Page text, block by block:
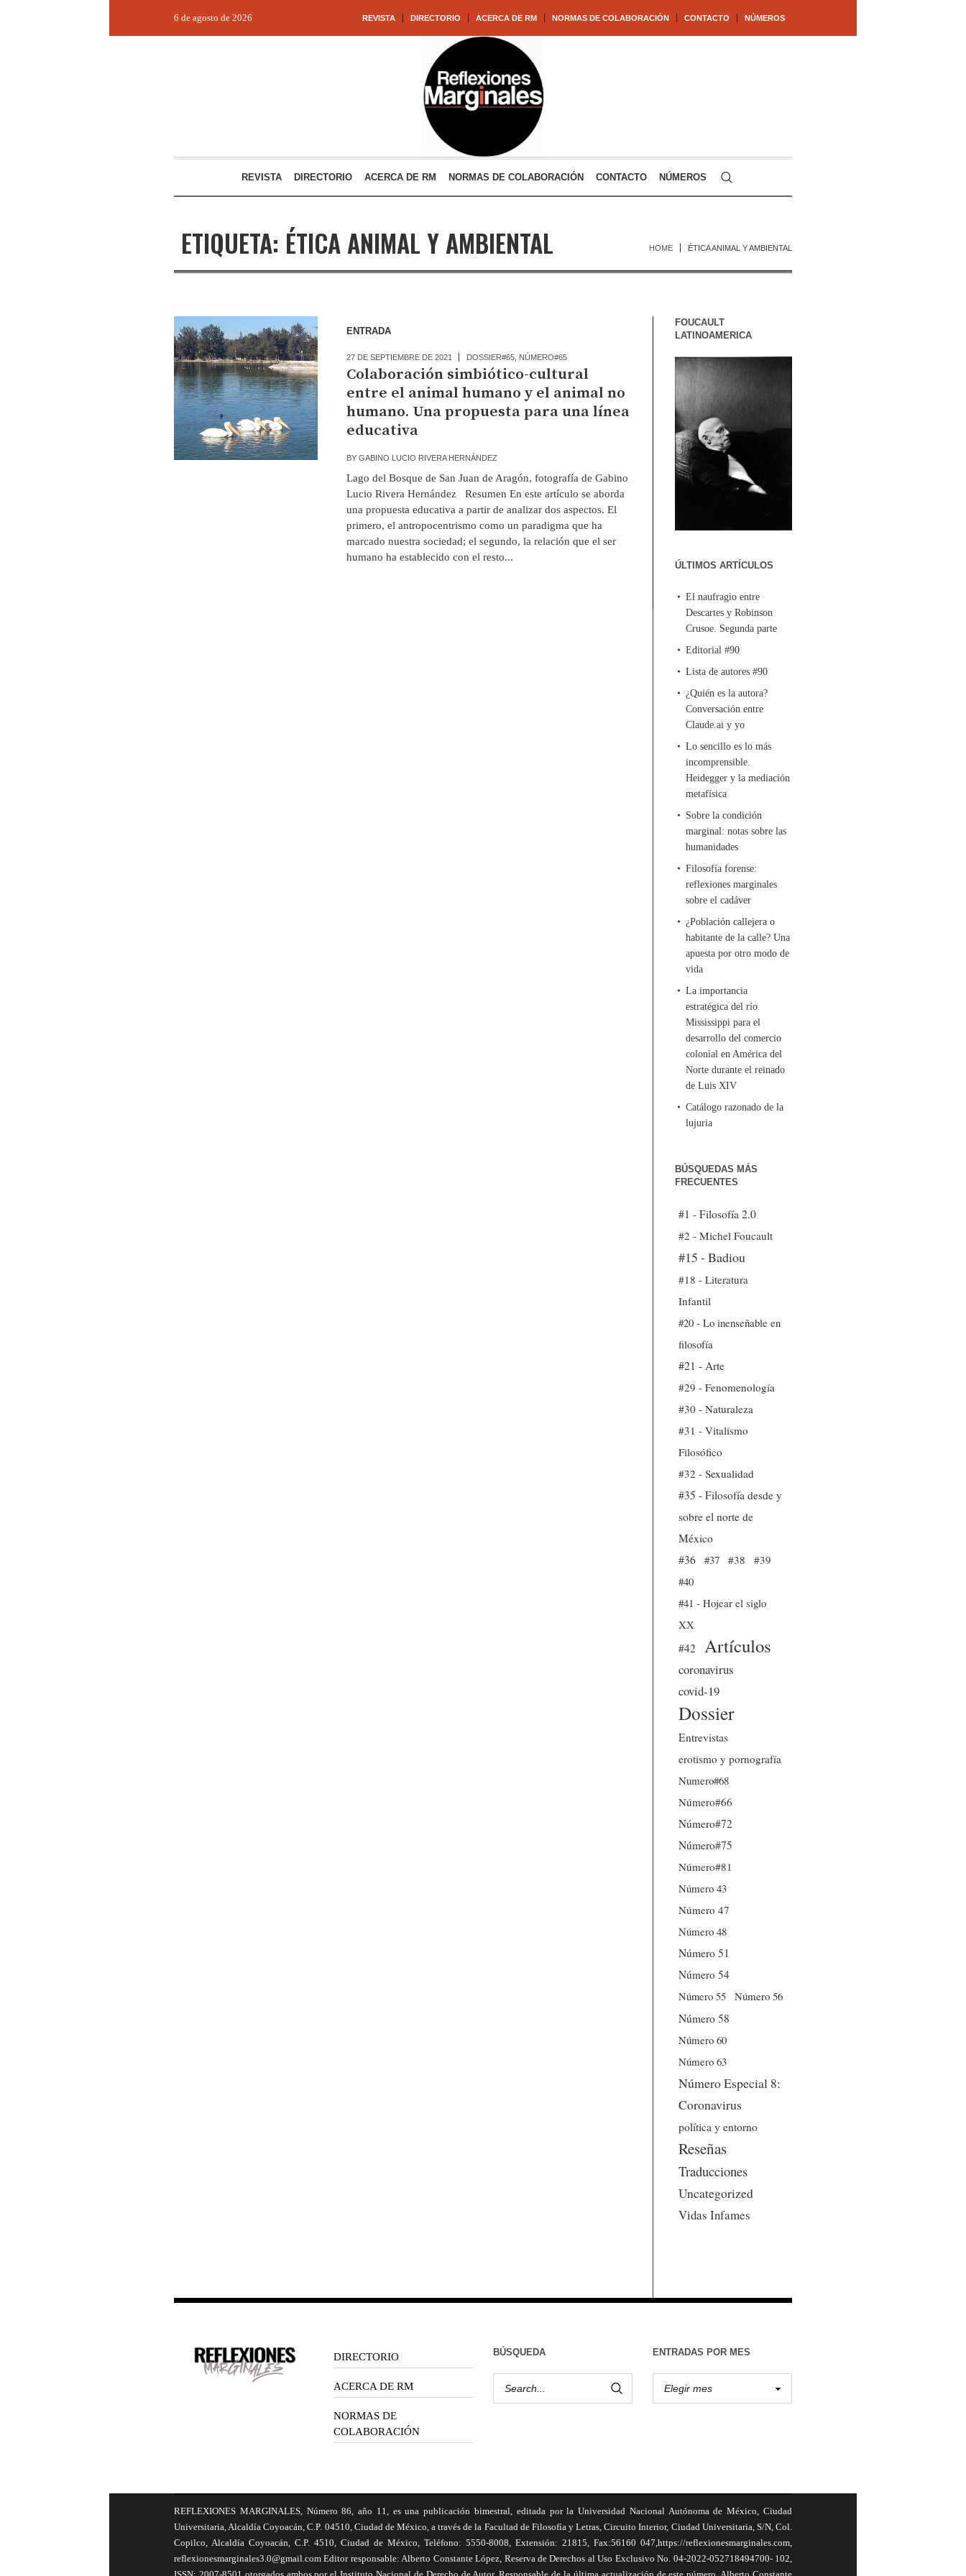
REVISTA DIRECTORIO ACERCA DE RM NORMAS DE COLABORACIÓN CONTACTO NÚMEROS
6 de agosto de 2026
REVISTA DIRECTORIO ACERCA DE RM NORMAS DE COLABORACIÓN CONTACTO NÚMEROS
ETIQUETA: ÉTICA ANIMAL Y AMBIENTAL HOME ÉTICA ANIMAL Y AMBIENTAL
ENTRADA
27 DE SEPTIEMBRE DE 2021 DOSSIER#65, NÚMERO#65
Colaboración simbiótico-cultural
entre el animal humano y el animal no
humano. Una propuesta para una línea
educativa
BY GABINO LUCIO RIVERA HERNÁNDEZ
Lago del Bosque de San Juan de Aragón, fotografía de Gabino
Lucio Rivera Hernández Resumen En este artículo se aborda
una propuesta educativa a partir de analizar dos aspectos. El
primero, el antropocentrismo como un paradigma que ha
marcado nuestra sociedad; el segundo, la relación que el ser
humano ha establecido con el resto...
FOUCAULT
LATINOAMERICA
ÚLTIMOS ARTÍCULOS
El naufragio entre
Descartes y Robinson
Crusoe. Segunda parte
Editorial #90
Lista de autores #90
¿Quién es la autora?
Conversación entre
Claude.ai y yo
Lo sencillo es lo más
incomprensible.
Heidegger y la mediación
metafísica
Sobre la condición
marginal: notas sobre las
humanidades
Filosofía forense:
reflexiones marginales
sobre el cadáver
¿Población callejera o
habitante de la calle? Una
apuesta por otro modo de
vida
La importancia
estratégica del río
Mississippi para el
desarrollo del comercio
colonial en América del
Norte durante el reinado
de Luis XIV
Catálogo razonado de la
lujuria
BÚSQUEDAS MÁS
FRECUENTES
#1 - Filosofía 2.0
#2 - Michel Foucault
#15 - Badiou
#18 - Literatura
Infantil
#20 - Lo inenseñable en
filosofía
#21 - Arte
#29 - Fenomenología
#30 - Naturaleza
#31 - Vitalismo
Filosófico
#32 - Sexualidad
#35 - Filosofía desde y
sobre el norte de
México
#36
#37 #38
#39
#40
#41 - Hojear el siglo
XX
#42
Artículos
coronavirus
covid-19
Dossier
Entrevistas
erotismo y pornografía
Numero#68
Número#66
Número#72
Número#75
Número#81
Número 43
Número 47
Número 48
Número 51
Número 54
Número 55
Número 56
Número 58
Número 60
Número 63
Número Especial 8:
Coronavirus
política y entorno
Reseñas
Traducciones
Uncategorized
Vidas Infames
DIRECTORIO
ACERCA DE RM
NORMAS DE
COLABORACIÓN
BÚSQUEDA ENTRADAS POR MES
REFLEXIONES MARGINALES, Número 86, año 11, es una publicación bimestral, editada por la Universidad Nacional Autónoma de México, Ciudad
Universitaria, Alcaldía Coyoacán, C.P. 04510, Ciudad de México, a través de la Facultad de Filosofía y Letras, Circuito Interior, Ciudad Universitaria, S/N, Col.
Copilco, Alcaldía Coyoacán, C.P. 4510, Ciudad de México, Teléfono: 5550-8008, Extensión: 21815, Fax:56160 047,https://reflexionesmarginales.com,
reflexionesmarginales3.0@gmail.com Editor responsable: Alberto Constante López, Reserva de Derechos al Uso Exclusivo No. 04-2022-052718494700- 102,